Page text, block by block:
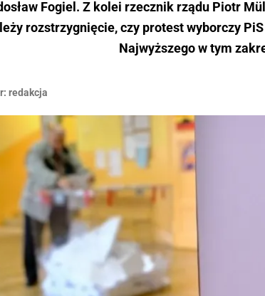
Fogiel. Z kolei rzecznik rządu Piotr
rozstrzygnięcie, czy protest wyborczy
Najwyższego w tym
redakcja